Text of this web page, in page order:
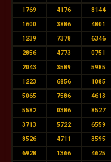
1769 4176 8144
1600 3886 4801
1239 7378 6346
2856 4773 0751
2043 3589 5985
1223 6856 1085
5065 7586 4613
5582 0386 8527
3713 5722 6559
8526 4711 3595
6928 1366 4625